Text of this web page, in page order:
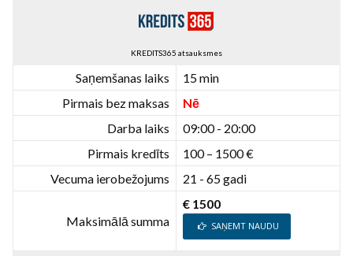
KREDITS365 atsauksmes
Saņemšanas laiks
15 min
Pirmais bez maksas
Nē
Darba laiks
09:00 - 20:00
Pirmais kredīts
100 – 1500 €
Vecuma ierobežojums
21 - 65 gadi
Maksimālā summa
€ 1500
SAŅEMT NAUDU